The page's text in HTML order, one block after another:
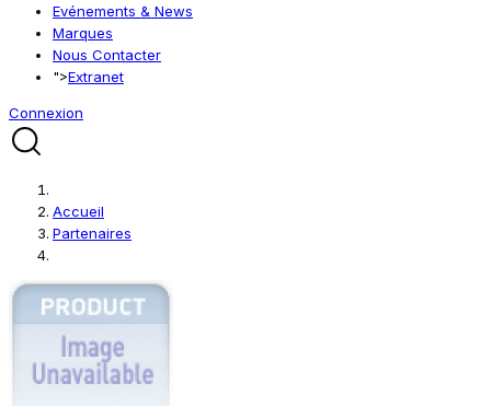
Evénements & News
Marques
Nous Contacter
">Extranet
Connexion
Accueil
Partenaires